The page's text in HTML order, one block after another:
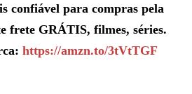
confiável para compras pela
frete GRÁTIS, filmes, séries.
https://amzn.to/3tVtTGF